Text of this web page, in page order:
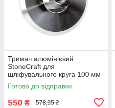
Тримач алюмінієвий
StoneCraft для
шліфувального круга 100 мм
М14
Готово до відправки
550 ₴ 578,95 ₴